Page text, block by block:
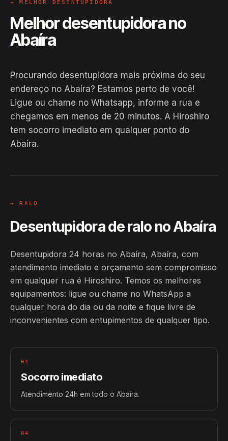
→ MELHOR DESENTUPIDORA
Melhor desentupidora no
Abaíra
Procurando desentupidora mais próxima do seu
endereço no Abaíra? Estamos perto de você!
Ligue ou chame no Whatsapp, informe a rua e
chegamos em menos de 20 minutos. A Hiroshiro
tem socorro imediato em qualquer ponto do
Abaíra.
EM CAMPO
→ RALO
Desentupidora de ralo no Abaíra
Desentupidora 24 horas no Abaíra, Abaíra, com
atendimento imediato e orçamento sem compromisso
em qualquer rua é Hiroshiro. Temos os melhores
equipamentos: ligue ou chame no WhatsApp a
qualquer hora do dia ou da noite e fique livre de
inconvenientes com entupimentos de qualquer tipo.
H4
Socorro imediato
Atendimento 24h em todo o Abaíra.
H4